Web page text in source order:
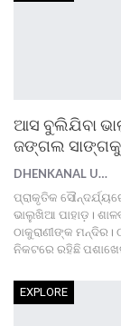
ଆସ ବୁଲିଯିବା
ଜଙ୍ଗଲ ସାଙ୍ଗକୁ
DHENKANAL UPDATE
ପ୍ରାକୃତିକ
ଭାଲୁଖିଆ ପାହାଡ଼।
ଠାକୁରାଣୀଙ୍କ ମନ୍ଦିର।
ନିକଟରେ ରହିଛି
EXPLORE